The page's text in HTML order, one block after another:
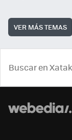
VER MÁS TEMAS